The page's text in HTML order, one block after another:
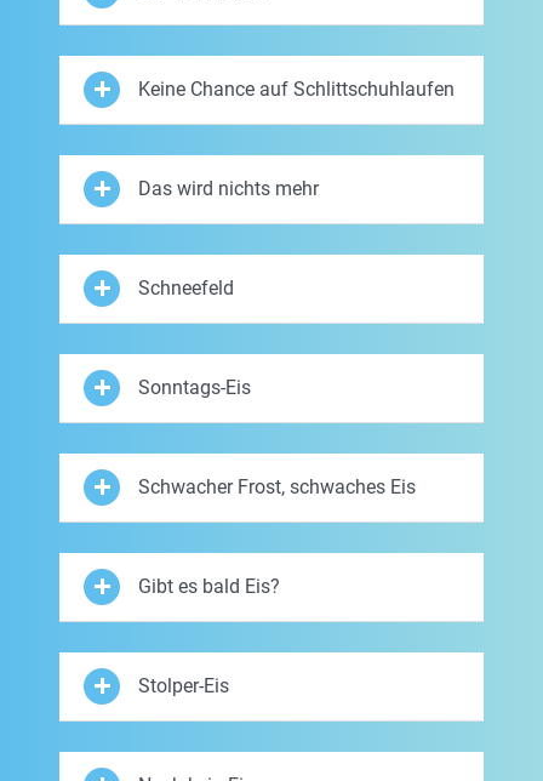
Keine Chance auf Schlittschuhlaufen
Das wird nichts mehr
Schneefeld
Sonntags-Eis
Schwacher Frost, schwaches Eis
Gibt es bald Eis?
Stolper-Eis